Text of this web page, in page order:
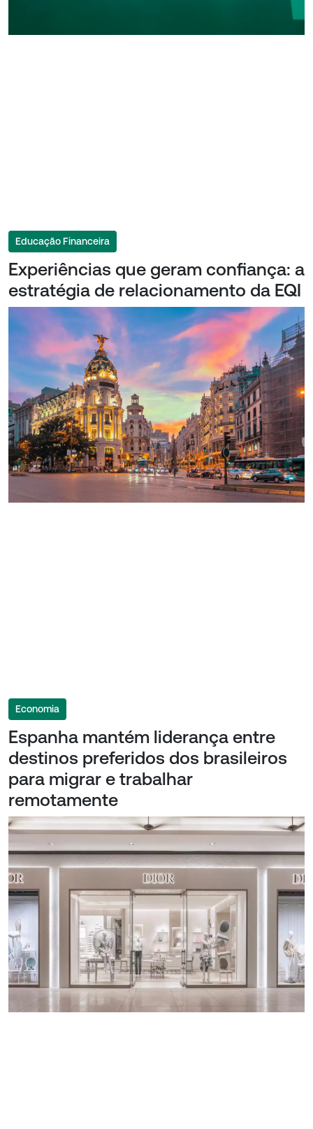
Educação Financeira
Experiências que geram confiança: a
estratégia de relacionamento da EQI
Economia
Espanha mantém liderança entre
destinos preferidos dos brasileiros
para migrar e trabalhar
remotamente